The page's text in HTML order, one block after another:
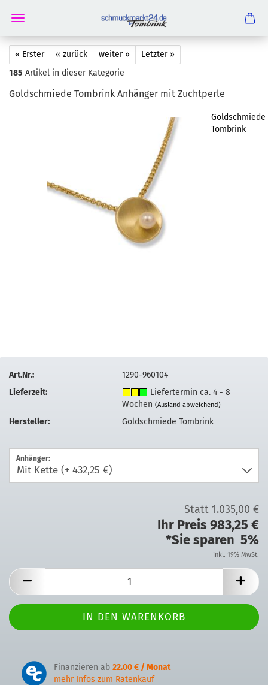
« Erster « zurück weiter »
Letzter »
185 Artikel in dieser Kategorie
Gold­schmie­de Tom­brink An­hän­ger mit Zucht­per­le
Goldschmiede
Tombrink
Art.Nr.:
1290-960104
Lieferzeit:
Liefertermin ca. 4 - 8
Wochen(Ausland abweichend)
Hersteller: Goldschmiede Tombrink
Anhänger:
Statt 1.035,00 €
Ihr Preis 983,25 €
*Sie sparen 5%
inkl. 19% MwSt.
Finanzieren ab 22.00 € / Monat
mehr Infos zum Ratenkauf